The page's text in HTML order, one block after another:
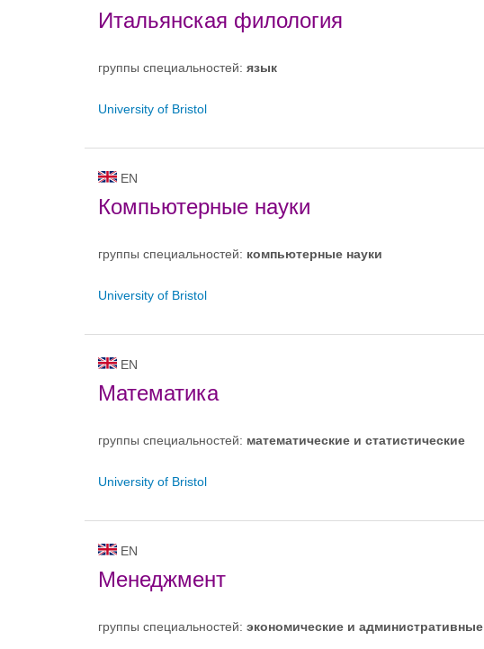
Итальянская филология
группы специальностей: язык
University of Bristol
EN
Компьютерные науки
группы специальностей: компьютерныe нayки
University of Bristol
EN
Математика
группы специальностей: математические и статистические
University of Bristol
EN
Менеджмент
группы специальностей: экономические и административные